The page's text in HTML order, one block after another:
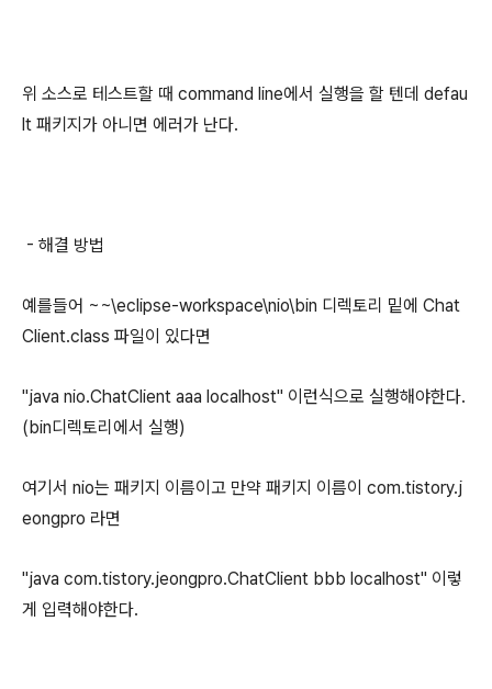
위 소스로 테스트할 때 command line에서 실행을 할 텐데 defau
lt 패키지가 아니면 에러가 난다.
- 해결 방법
예를들어 ~~\eclipse-workspace\nio\bin 디렉토리 밑에 Chat
Client.class 파일이 있다면
"java nio.ChatClient aaa localhost" 이런식으로 실행해야한다.
(bin디렉토리에서 실행)
여기서 nio는 패키지 이름이고 만약 패키지 이름이 com.tistory.j
eongpro 라면
"java com.tistory.jeongpro.ChatClient bbb localhost" 이렇
게 입력해야한다.